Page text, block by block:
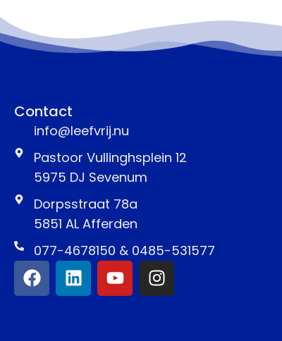
Contact
info@leefvrij.nu
Pastoor Vullinghsplein 12
5975 DJ Sevenum
Dorpsstraat 78a
5851 AL Afferden
077-4678150 & 0485-531577